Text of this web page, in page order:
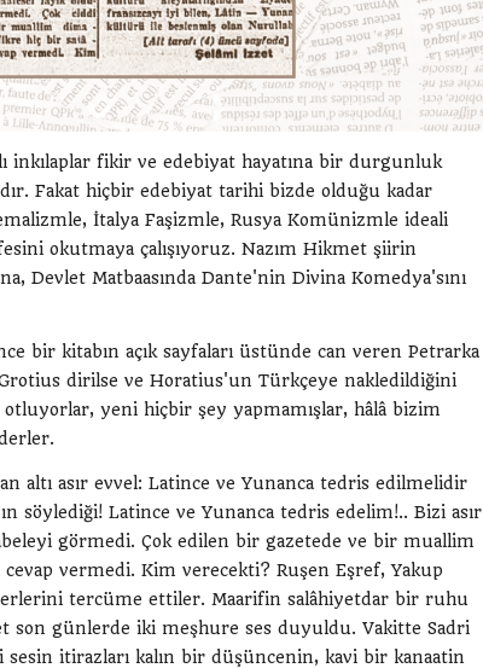
inkılaplar fikir ve edebiyat hayatına bir durgunluk
Fakat hiçbir edebiyat tarihi bizde olduğu kadar
İtalya Faşizmle, Rusya Komünizmle ideali
okutmaya çalışıyoruz. Nazım Hikmet şiirin
Devlet Matbaasında Dante'nin Divina Komedya'sını
bir kitabın açık sayfaları üstünde can veren Petrarka
dirilse ve Horatius'un Türkçeye nakledildiğini
yeni hiçbir şey yapmamışlar, hâlâ bizim
altı asır evvel: Latince ve Yunanca tedris edilmelidir
Latince ve Yunanca tedris edelim!.. Bizi asır
görmedi. Çok edilen bir gazetede ve bir muallim
vermedi. Kim verecekti? Ruşen Eşref, Yakup
tercüme ettiler. Maarifin salâhiyetdar bir ruhu
son günlerde iki meşhure ses duyuldu. Vakitte Sadri
itirazları kalın bir düşüncenin, kavi bir kanaatin